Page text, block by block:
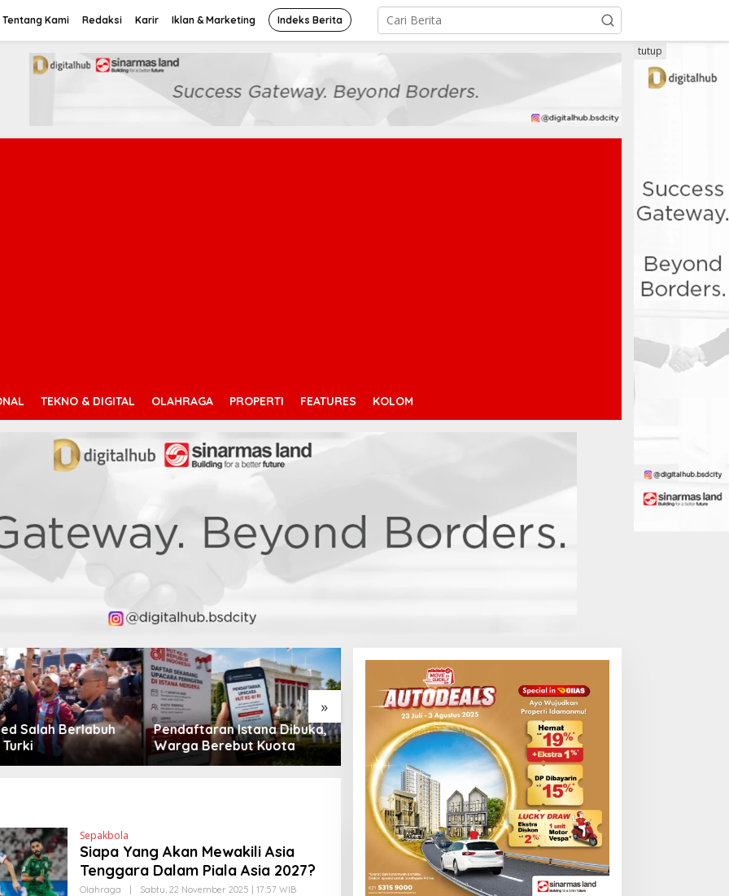
Tentang Kami Redaksi Karir Iklan & Marketing Indeks Berita
TEKNO & DIGITAL OLAHRAGA PROPERTI FEATURES KOLOM
tutup
»
Istana Dibuka,
Kuota
Suara Arab Michigan Ubah
Peta Politik AS
Debut Manis Jeremy
Monga Bersama
Manchester City
Sepakbola
Siapa Yang Akan Mewakili Asia
Tenggara Dalam Piala Asia 2027?
Olahraga | Sabtu, 22 November 2025 | 17:57 WIBO